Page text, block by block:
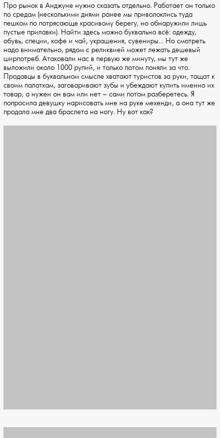
Про рынок в Анджуне нужно сказать отдельно. Работает он только
по средам (несколькими днями ранее мы приволоклись туда
пешком по потрясающе красивому берегу, но обнаружили лишь
пустые прилавки). Найти здесь можно буквально всё: одежду,
обувь, специи, кофе и чай, украшения, сувениры… Но смотреть
надо внимательно, рядом с реликвией может лежать дешевый
ширпотреб. Атаковали нас в первую же минуту, мы тут же
выложили около 1000 рупий, и только потом поняли за что.
Продавцы в буквальном смысле хватают туристов за руки, тащат к
своим палаткам, заговаривают зубы и убеждают купить именно их
товар, а нужен он вам или нет – сами потом разберетесь. Я
попросила девушку нарисовать мне на руке мехенди, а она тут же
продала мне два браслета на ногу. Ну вот как?